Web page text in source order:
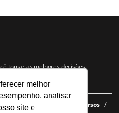
melhor
analisar
site e
tomar as melhores decisões.
E-books gratuitos
Cursos